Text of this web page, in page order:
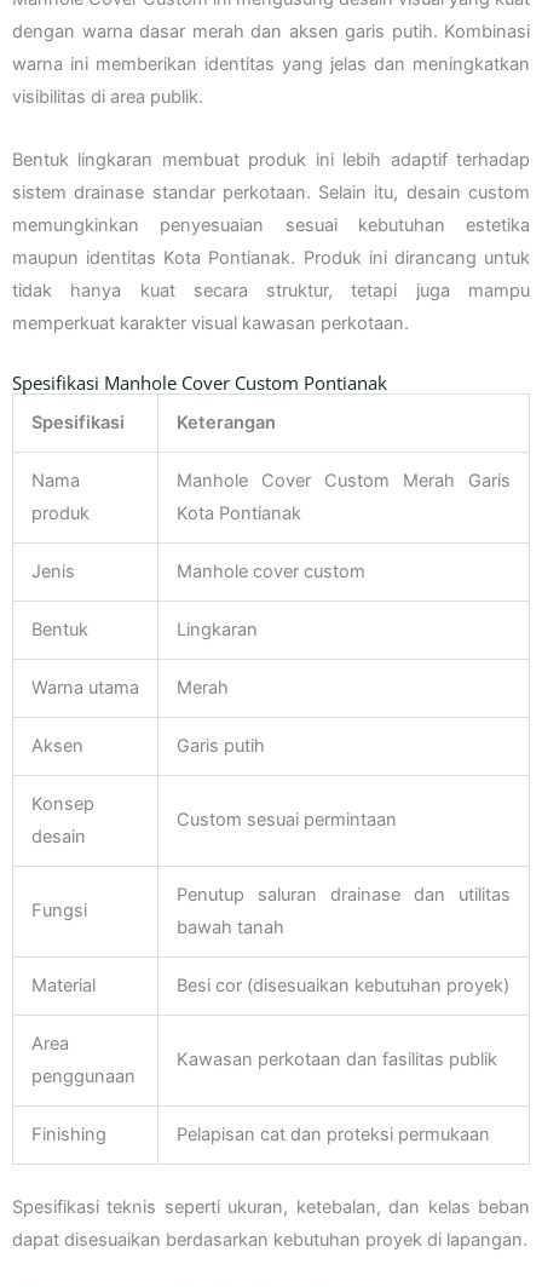
dengan warna dasar merah dan aksen garis putih. Kombinasi
warna ini memberikan identitas yang jelas dan meningkatkan
visibilitas di area publik.
Bentuk lingkaran membuat produk ini lebih adaptif terhadap
sistem drainase standar perkotaan. Selain itu, desain custom
memungkinkan penyesuaian sesuai kebutuhan estetika
maupun identitas Kota Pontianak. Produk ini dirancang untuk
tidak hanya kuat secara struktur, tetapi juga mampu
memperkuat karakter visual kawasan perkotaan.
Spesifikasi Manhole Cover Custom Pontianak
Spesifikasi Keterangan
Nama
produk
Manhole Cover Custom Merah Garis
Kota Pontianak
Jenis Manhole cover custom
Bentuk Lingkaran
Warna utama Merah
Aksen Garis putih
Konsep
desain
Custom sesuai permintaan
Fungsi
Penutup saluran drainase dan utilitas
bawah tanah
Material Besi cor (disesuaikan kebutuhan proyek)
Area
penggunaan
Kawasan perkotaan dan fasilitas publik
Finishing Pelapisan cat dan proteksi permukaan
Spesifikasi teknis seperti ukuran, ketebalan, dan kelas beban
dapat disesuaikan berdasarkan kebutuhan proyek di lapangan.